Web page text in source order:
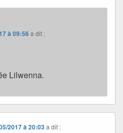
à 09:56a dit :
Lilwenna.
2017 à 20:03 a dit :